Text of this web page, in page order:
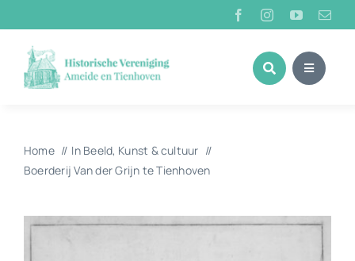
naar
inhoud
Home In Beeld Kunst & cultuur
Boerderij Van der Grijn te Tienhoven